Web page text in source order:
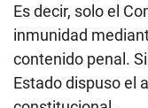
Es decir, solo el
inmunidad
contenido penal.
Estado dispuso el